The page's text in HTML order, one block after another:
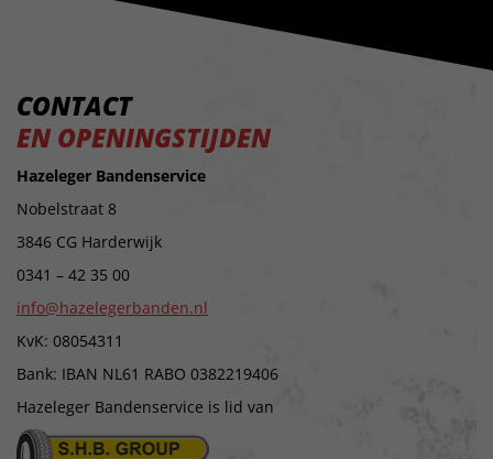
CONTACT
EN OPENINGSTIJDEN
Hazeleger Bandenservice
Nobelstraat 8
3846 CG Harderwijk
0341 – 42 35 00
info@hazelegerbanden.nl
KvK: 08054311
Bank: IBAN NL61 RABO 0382219406
Hazeleger Bandenservice is lid van